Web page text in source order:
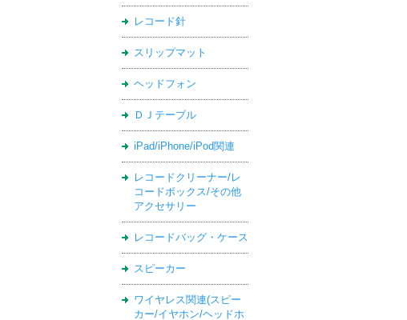
レコード針
スリップマット
ヘッドフォン
ＤＪテーブル
iPad/iPhone/iPod関連
レコードクリーナー/レ
コードボックス/その他
アクセサリー
レコードバッグ・ケース
スピーカー
ワイヤレス関連(スピー
カー/イヤホン/ヘッドホ